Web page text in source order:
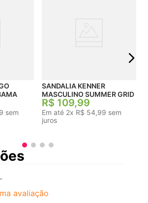
sem
SANDALIA KENNER
MASCULINO SUMMER GRID
R$ 109,99
Em até 2x R$ 54,99 sem
juros
avaliação